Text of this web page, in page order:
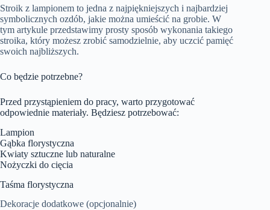
Stroik z lampionem to jedna z najpiękniejszych i najbardziej
symbolicznych ozdób, jakie można umieścić na grobie. W
tym artykule przedstawimy prosty sposób wykonania takiego
stroika, który możesz zrobić samodzielnie, aby uczcić pamięć
swoich najbliższych.
Co będzie potrzebne?
Przed przystąpieniem do pracy, warto przygotować
odpowiednie materiały. Będziesz potrzebować:
Lampion
Gąbka florystyczna
Kwiaty sztuczne lub naturalne
Nożyczki do cięcia
Taśma florystyczna
Dekoracje dodatkowe (opcjonalnie)